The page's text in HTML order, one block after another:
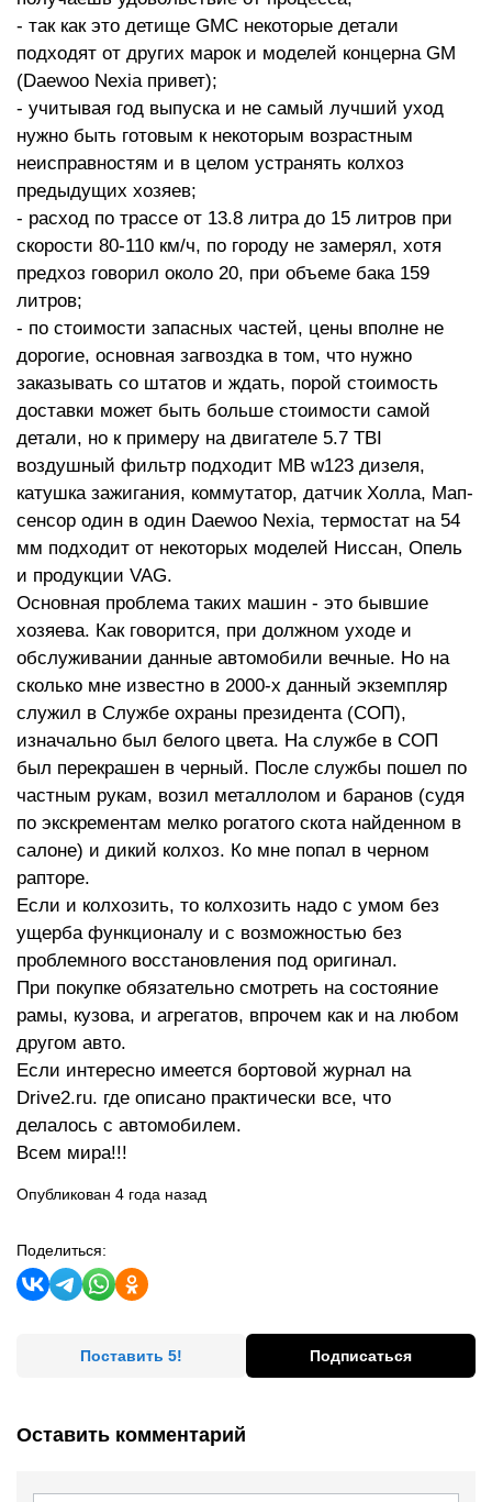
- так как это детище GMC некоторые детали
подходят от других марок и моделей концерна GM
(Daewoo Nexia привет);
- учитывая год выпуска и не самый лучший уход
нужно быть готовым к некоторым возрастным
неисправностям и в целом устранять колхоз
предыдущих хозяев;
- расход по трассе от 13.8 литра до 15 литров при
скорости 80-110 км/ч, по городу не замерял, хотя
предхоз говорил около 20, при объеме бака 159
литров;
- по стоимости запасных частей, цены вполне не
дорогие, основная загвоздка в том, что нужно
заказывать со штатов и ждать, порой стоимость
доставки может быть больше стоимости самой
детали, но к примеру на двигателе 5.7 TBI
воздушный фильтр подходит MB w123 дизеля,
катушка зажигания, коммутатор, датчик Холла, Мап-
сенсор один в один Daewoo Nexia, термостат на 54
мм подходит от некоторых моделей Ниссан, Опель
и продукции VAG.
Основная проблема таких машин - это бывшие
хозяева. Как говорится, при должном уходе и
обслуживании данные автомобили вечные. Но на
сколько мне известно в 2000-х данный экземпляр
служил в Службе охраны президента (СОП),
изначально был белого цвета. На службе в СОП
был перекрашен в черный. После службы пошел по
частным рукам, возил металлолом и баранов (судя
по экскрементам мелко рогатого скота найденном в
салоне) и дикий колхоз. Ко мне попал в черном
рапторе.
Если и колхозить, то колхозить надо с умом без
ущерба функционалу и с возможностью без
проблемного восстановления под оригинал.
При покупке обязательно смотреть на состояние
рамы, кузова, и агрегатов, впрочем как и на любом
другом авто.
Если интересно имеется бортовой журнал на
Drive2.ru. где описано практически все, что
делалось с автомобилем.
Всем мира!!!
Опубликован 4 года назад
Поделиться:
Поставить 5! Подписаться
Оставить комментарий